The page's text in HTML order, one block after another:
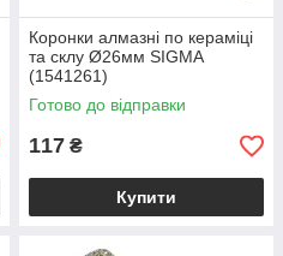
Коронки алмазні по кераміці
та склу Ø26мм SIGMA
(1541261)
Готово до відправки
117 ₴
Купити